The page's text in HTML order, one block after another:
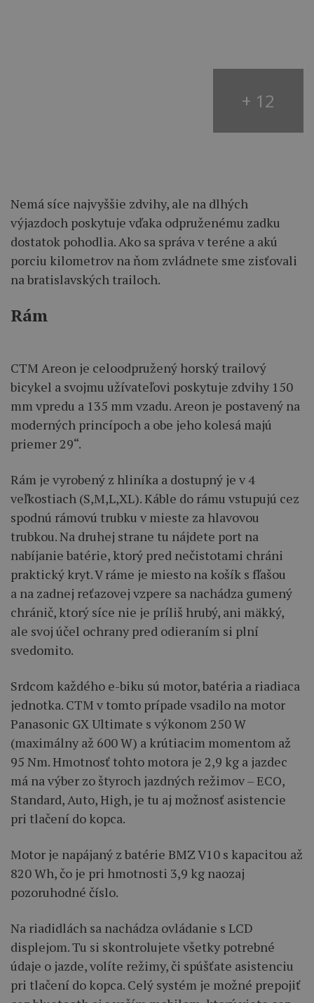
+ 12
Nemá síce najvyššie zdvihy, ale na dlhých
výjazdoch poskytuje vďaka odpruženému zadku
dostatok pohodlia. Ako sa správa v teréne a akú
porciu kilometrov na ňom zvládnete sme zisťovali
na bratislavských trailoch.
Rám
CTM Areon je celoodpružený horský trailový
bicykel a svojmu užívateľovi poskytuje zdvihy 150
mm vpredu a 135 mm vzadu. Areon je postavený na
moderných princípoch a obe jeho kolesá majú
priemer 29“.
Rám je vyrobený z hliníka a dostupný je v 4
veľkostiach (S,M,L,XL). Káble do rámu vstupujú cez
spodnú rámovú trubku v mieste za hlavovou
trubkou. Na druhej strane tu nájdete port na
nabíjanie batérie, ktorý pred nečistotami chráni
praktický kryt. V ráme je miesto na košík s fľašou
a na zadnej reťazovej vzpere sa nachádza gumený
chránič, ktorý síce nie je príliš hrubý, ani mäkký,
ale svoj účel ochrany pred odieraním si plní
svedomito.
Srdcom každého e-biku sú motor, batéria a riadiaca
jednotka. CTM v tomto prípade vsadilo na motor
Panasonic GX Ultimate s výkonom 250 W
(maximálny až 600 W) a krútiacim momentom až
95 Nm. Hmotnosť tohto motora je 2,9 kg a jazdec
má na výber zo štyroch jazdných režimov – ECO,
Standard, Auto, High, je tu aj možnosť asistencie
pri tlačení do kopca.
Motor je napájaný z batérie BMZ V10 s kapacitou až
820 Wh, čo je pri hmotnosti 3,9 kg naozaj
pozoruhodné číslo.
Na riadidlách sa nachádza ovládanie s LCD
displejom. Tu si skontrolujete všetky potrebné
údaje o jazde, volíte režimy, či spúšťate asistenciu
pri tlačení do kopca. Celý systém je možné prepojiť